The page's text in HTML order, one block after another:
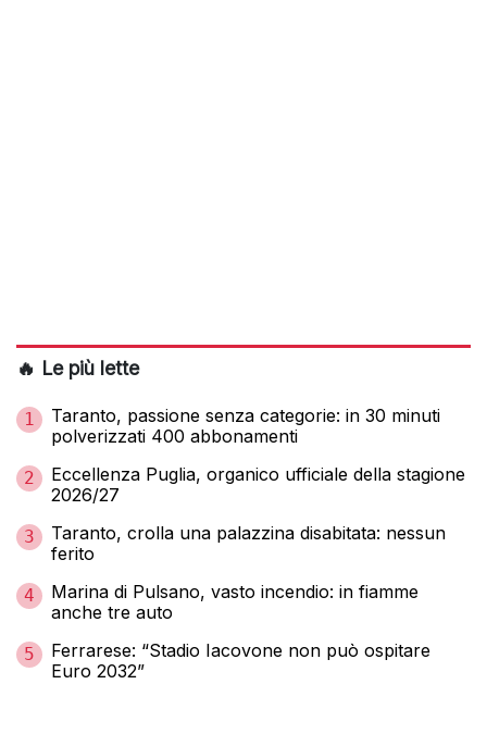
🔥 Le più lette
1
Taranto, passione senza categorie: in 30 minuti
polverizzati 400 abbonamenti
2
Eccellenza Puglia, organico ufficiale della stagione
2026/27
3
Taranto, crolla una palazzina disabitata: nessun
ferito
4
Marina di Pulsano, vasto incendio: in fiamme
anche tre auto
5
Ferrarese: “Stadio Iacovone non può ospitare
Euro 2032”